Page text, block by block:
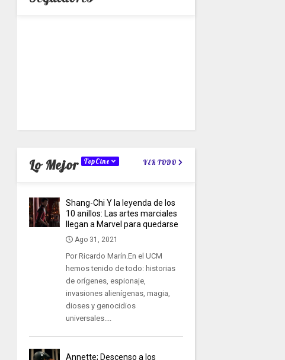
Lo Mejor TopCine VER TODO
Shang-Chi Y la leyenda de los
10 anillos: Las artes marciales
llegan a Marvel para quedarse
Ago 31, 2021
Por Ricardo Marín.En el UCM
hemos tenido de todo: historias
de orígenes, espionaje,
invasiones alienígenas, magia,
dioses y genocidios
universales....
Annette; Descenso a los